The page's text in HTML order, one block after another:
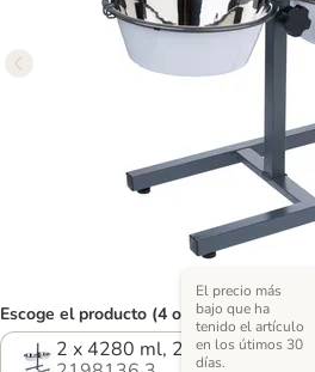
Escoge el producto (4 opciones)
2 x 4280 ml, 29 cm de
El precio más
bajo que ha
tenido el artículo
en los útimos 30
días.